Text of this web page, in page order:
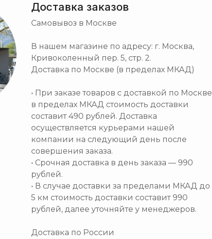
Доставка заказов
Самовывоз в Москве
В нашем магазине по адресу: г. Москва,
Кривоколенный пер. 5, стр. 2.
Доставка по Москве (в пределах МКАД)
• При заказе товаров с доставкой по Москве
в пределах МКАД стоимость доставки
составит 490 рублей. Доставка
осуществляется курьерами нашей
компании на следующий день после
совершения заказа.
• Срочная доставка в день заказа — 990
рублей.
• В случае доставки за пределами МКАД до
5 км стоимость доставки составит 990
рублей, далее уточняйте у менеджеров.
Доставка по России